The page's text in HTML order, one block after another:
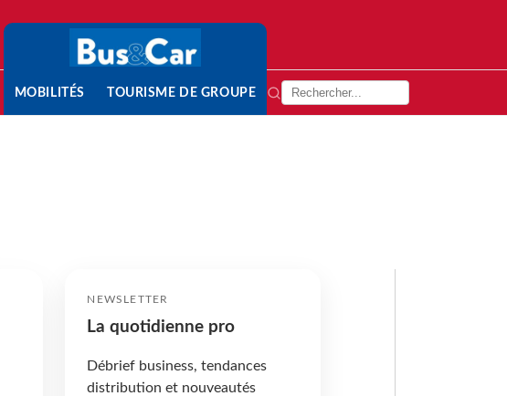
MOBILITÉS TOURISME DE GROUPE
NEWSLETTER
La quotidienne pro
Débrief business, tendances
distribution et nouveautés